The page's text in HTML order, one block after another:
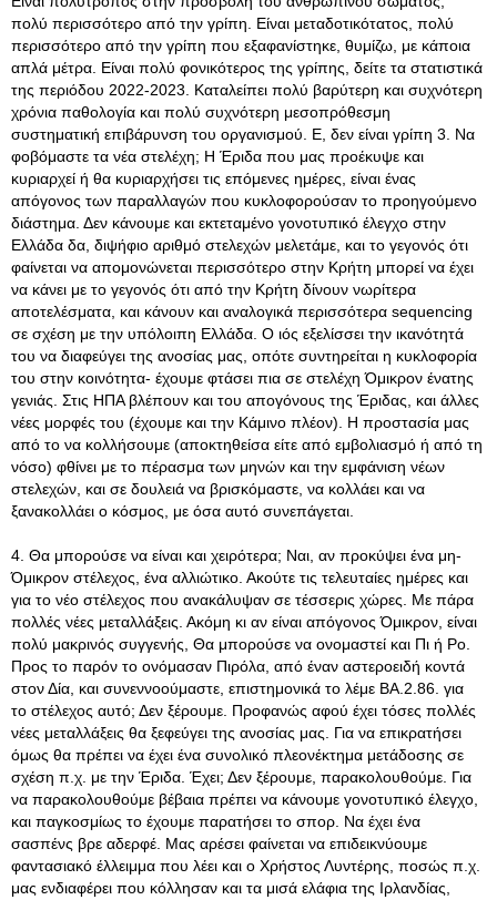
πολύ περισσότερο από την γρίπη. Είναι μεταδοτικότατος, πολύ
περισσότερο από την γρίπη που εξαφανίστηκε, θυμίζω, με κάποια
απλά μέτρα. Είναι πολύ φονικότερος της γρίπης, δείτε τα στατιστικά
της περιόδου 2022-2023. Καταλείπει πολύ βαρύτερη και συχνότερη
χρόνια παθολογία και πολύ συχνότερη μεσοπρόθεσμη
συστηματική επιβάρυνση του οργανισμού. Ε, δεν είναι γρίπη 3. Να
φοβόμαστε τα νέα στελέχη; Η Έριδα που μας προέκυψε και
κυριαρχεί ή θα κυριαρχήσει τις επόμενες ημέρες, είναι ένας
απόγονος των παραλλαγών που κυκλοφορούσαν το προηγούμενο
διάστημα. Δεν κάνουμε και εκτεταμένο γονοτυπικό έλεγχο στην
Ελλάδα δα, διψήφιο αριθμό στελεχών μελετάμε, και το γεγονός ότι
φαίνεται να απομονώνεται περισσότερο στην Κρήτη μπορεί να έχει
να κάνει με το γεγονός ότι από την Κρήτη δίνουν νωρίτερα
αποτελέσματα, και κάνουν και αναλογικά περισσότερα sequencing
σε σχέση με την υπόλοιπη Ελλάδα. Ο ιός εξελίσσει την ικανότητά
του να διαφεύγει της ανοσίας μας, οπότε συντηρείται η κυκλοφορία
του στην κοινότητα- έχουμε φτάσει πια σε στελέχη Όμικρον ένατης
γενιάς. Στις ΗΠΑ βλέπουν και του απογόνους της Έριδας, και άλλες
νέες μορφές του (έχουμε και την Κάμινο πλέον). Η προστασία μας
από το να κολλήσουμε (αποκτηθείσα είτε από εμβολιασμό ή από τη
νόσο) φθίνει με το πέρασμα των μηνών και την εμφάνιση νέων
στελεχών, και σε δουλειά να βρισκόμαστε, να κολλάει και να
ξανακολλάει ο κόσμος, με όσα αυτό συνεπάγεται.
4. Θα μπορούσε να είναι και χειρότερα; Ναι, αν προκύψει ένα μη-
Όμικρον στέλεχος, ένα αλλιώτικο. Ακούτε τις τελευταίες ημέρες και
για το νέο στέλεχος που ανακάλυψαν σε τέσσερις χώρες. Με πάρα
πολλές νέες μεταλλάξεις. Ακόμη κι αν είναι απόγονος Όμικρον, είναι
πολύ μακρινός συγγενής, Θα μπορούσε να ονομαστεί και Πι ή Ρο.
Προς το παρόν το ονόμασαν Πιρόλα, από έναν αστεροειδή κοντά
στον Δία, και συνεννοούμαστε, επιστημονικά το λέμε BA.2.86. για
το στέλεχος αυτό; Δεν ξέρουμε. Προφανώς αφού έχει τόσες πολλές
νέες μεταλλάξεις θα ξεφεύγει της ανοσίας μας. Για να επικρατήσει
όμως θα πρέπει να έχει ένα συνολικό πλεονέκτημα μετάδοσης σε
σχέση π.χ. με την Έριδα. Έχει; Δεν ξέρουμε, παρακολουθούμε. Για
να παρακολουθούμε βέβαια πρέπει να κάνουμε γονοτυπικό έλεγχο,
και παγκοσμίως το έχουμε παρατήσει το σπορ. Να έχει ένα
σασπένς βρε αδερφέ. Μας αρέσει φαίνεται να επιδεικνύουμε
φαντασιακό έλλειμμα που λέει και ο Χρήστος Λυντέρης, ποσώς π.χ.
μας ενδιαφέρει που κόλλησαν και τα μισά ελάφια της Ιρλανδίας,